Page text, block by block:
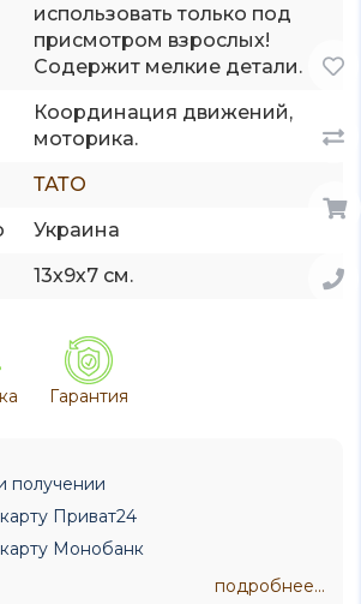
использовать только под
присмотром взрослых!
Содержит мелкие детали.
Координация движений,
моторика.
ТАТО
Украина
13х9х7 см.
Гарантия
получении
Приват24
Монобанк
подробнее...